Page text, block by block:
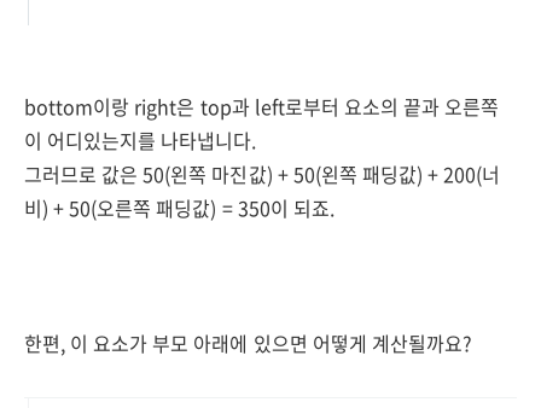
bottom이랑 right은 top과 left로부터 요소의 끝과 오른쪽
이 어디있는지를 나타냅니다.
그러므로 값은 50(왼쪽 마진값) + 50(왼쪽 패딩값) + 200(너
비) + 50(오른쪽 패딩값) = 350이 되죠.
한편, 이 요소가 부모 아래에 있으면 어떻게 계산될까요?